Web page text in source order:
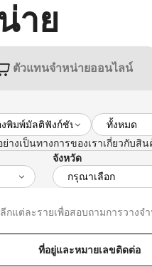
าย
ตัวแทนจำหน่ายออนไลน์
งเป็นทางการของเราเกี่ยวกับสิ
จังหวัด
แต่ละรายเพื่อสอบถามการวางจ
ที่อยู่และหมายเลขติดต่อ